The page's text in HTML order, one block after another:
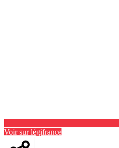
Voir sur légifrance